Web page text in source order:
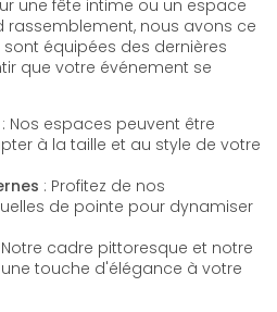
une fête intime ou un espace
rassemblement, nous avons ce
équipées des dernières
que votre événement se
: Nos espaces peuvent être
à la taille et au style de votre
: Profitez de nos
de pointe pour dynamiser
Notre cadre pittoresque et notre
touche d'élégance à votre